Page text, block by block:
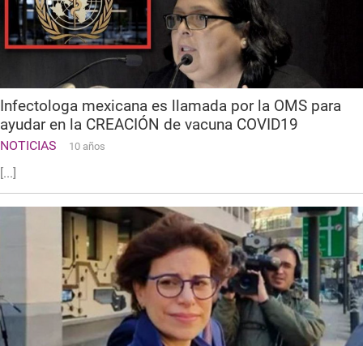
Infectologa mexicana es llamada por la OMS para
ayudar en la CREACIÓN de vacuna COVID19
NOTICIAS 10 años
[...]